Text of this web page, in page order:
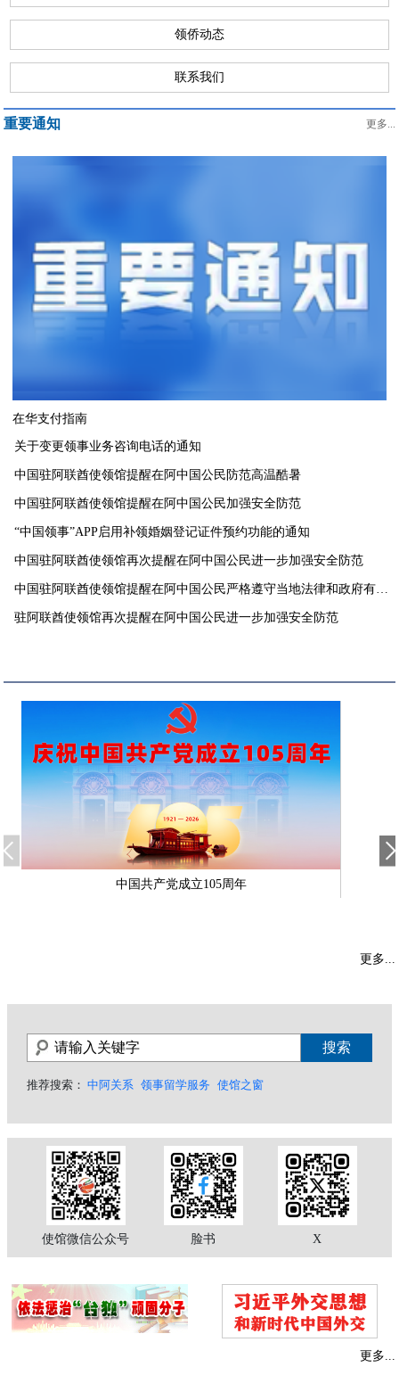
领侨动态
联系我们
重要通知 更多...
在华支付指南
关于变更领事业务咨询电话的通知
中国驻阿联酋使领馆提醒在阿中国公民防范高温酷暑
中国驻阿联酋使领馆提醒在阿中国公民加强安全防范
“中国领事”APP启用补领婚姻登记证件预约功能的通知
中国驻阿联酋使领馆再次提醒在阿中国公民进一步加强安全防范
中国驻阿联酋使领馆提醒在阿中国公民严格遵守当地法律和政府有关
要求
驻阿联酋使领馆再次提醒在阿中国公民进一步加强安全防范
中国共产党成立105周年
更多...
推荐搜索： 中阿关系 领事留学服务 使馆之窗
使馆微信公众号 脸书 X
更多...